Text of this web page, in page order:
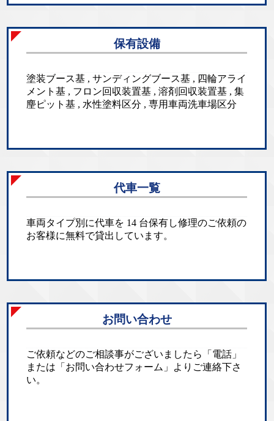
保有設備
塗装ブース基 , サンディングブース基 , 四輪アライ
メント基 , フロン回収装置基 , 溶剤回収装置基 , 集
麈ピット基 , 水性塗料区分 , 専用車両洗車場区分
代車一覧
車両タイプ別に代車を 14 台保有し修理のご依頼の
お客様に無料で貸出しています。
お問い合わせ
ご依頼などのご相談事がございましたら「電話」
または「お問い合わせフォーム」よりご連絡下さ
い。